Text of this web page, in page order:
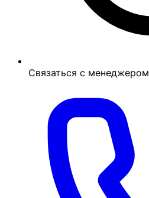
Связаться с менеджером